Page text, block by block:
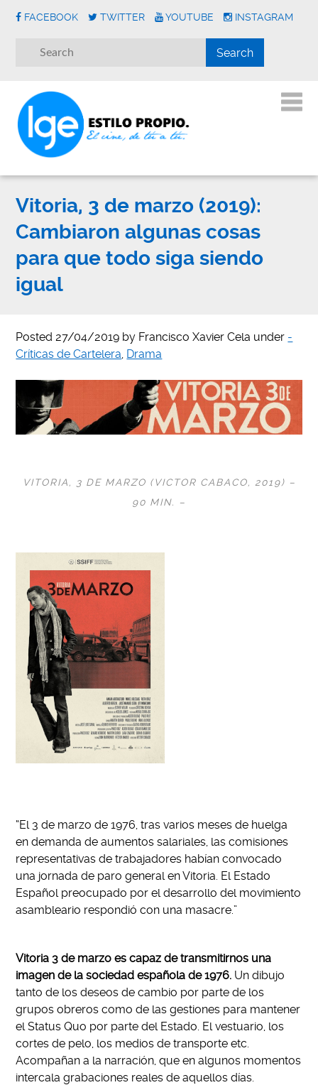
FACEBOOK TWITTER YOUTUBE INSTAGRAM
Vitoria, 3 de marzo (2019):
Cambiaron algunas cosas
para que todo siga siendo
igual
Posted27/04/2019 by Francisco Xavier Cela under -
Críticas de Cartelera, Drama
VITORIA, 3 DE MARZO (VICTOR CABACO, 2019) –
90 MIN. –
“El 3 de marzo de 1976, tras varios meses de huelga
en demanda de aumentos salariales, las comisiones
representativas de trabajadores habían convocado
una jornada de paro general en Vitoria. El Estado
Español preocupado por el desarrollo del movimiento
asambleario respondió con una masacre.”
Vitoria 3 de marzo es capaz de transmitirnos una
imagen de la sociedad española de 1976. Un dibujo
tanto de los deseos de cambio por parte de los
grupos obreros como de las gestiones para mantener
el Status Quo por parte del Estado. El vestuario, los
cortes de pelo, los medios de transporte etc.
Acompañan a la narración, que en algunos momentos
intercala grabaciones reales de aquellos días.